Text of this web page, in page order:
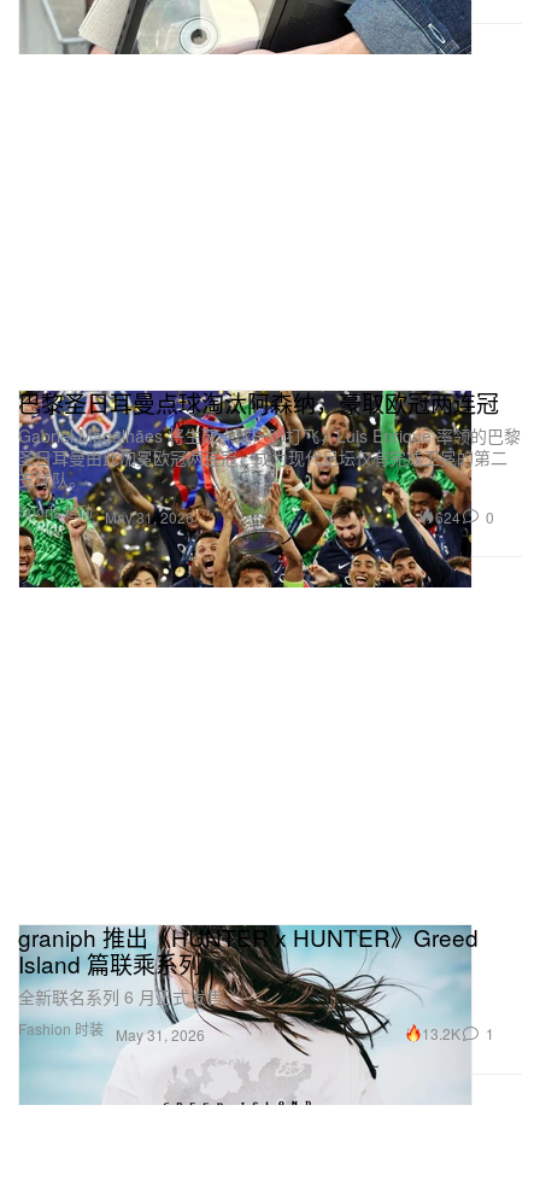
Sports 运动
巴黎圣日耳曼点球淘汰阿森纳，豪取欧冠两连冠
Gabriel Magalhães 将生死点球一脚打飞，Luis Enrique 率领的巴黎
圣日耳曼由此加冕欧冠两连冠，成为现代足坛仅有完成卫冕的第二
支球队。
May 31, 2026 624 0
Fashion 时装
graniph 推出《HUNTER x HUNTER》Greed
Island 篇联乘系列
全新联名系列 6 月正式发售。
May 31, 2026 13.2K 1